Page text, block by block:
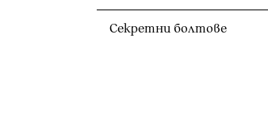
Секретни болтове